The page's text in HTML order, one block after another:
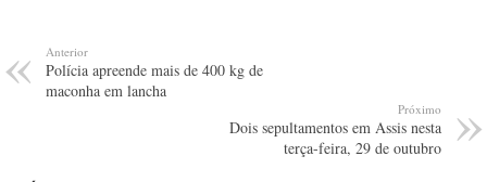
Anterior
Polícia apreende mais de 400 kg de
maconha em lancha
Próximo
Dois sepultamentos em Assis nesta
terça-feira, 29 de outubro